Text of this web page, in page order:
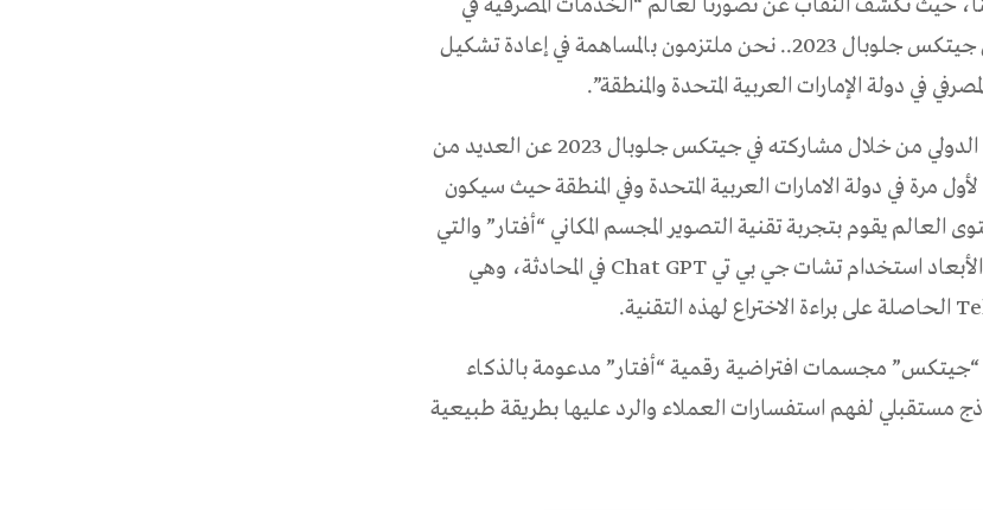
المستقبل” خلال معرض جيتكس جلوبال 2023.. نحن ملتزمون بالمساهمة في إعادة تشكيل
في دولة الإمارات العربية المتحدة والمنطقة”.
ويكشف البنك التجاري الدولي من خلال مشاركته في جيتكس جلوبال 2023 عن العديد من
مرة في دولة الامارات العربية المتحدة وفي المنطقة حيث سيكون
العالم يقوم بتجربة تقنية التصوير المجسم المكاني “أفتار” والتي
ستدعم مع صور ثلاثية الأبعاد استخدام تشات جي بي تي Chat GPT في المحادثة، وهي
مجسمات افتراضية رقمية “أفتار” مدعومة بالذكاء
مستقبلي لفهم استفسارات العملاء والرد عليها بطريقة طبيعية